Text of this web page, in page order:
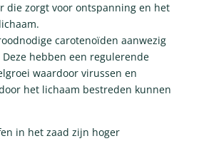
die zorgt voor ontspanning en het
carotenoïden aanwezig
hebben een regulerende
waardoor virussen en
het lichaam bestreden kunnen
in het zaad zijn hoger